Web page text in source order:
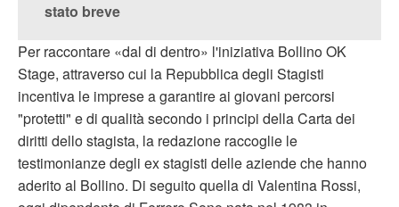
stato breve
Per raccontare «dal di dentro» l'iniziativa Bollino OK
Stage, attraverso cui la Repubblica degli Stagisti
incentiva le imprese a garantire ai giovani percorsi
"protetti" e di qualità secondo i principi della Carta dei
diritti dello stagista, la redazione raccoglie le
testimonianze degli ex stagisti delle aziende che hanno
aderito al Bollino. Di seguito quella di Valentina Rossi,